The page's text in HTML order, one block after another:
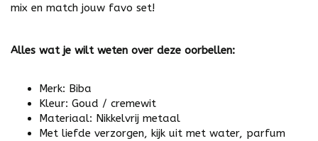
mix en match jouw favo set!
Alles wat je wilt weten over deze oorbellen:
Merk: Biba
Kleur: Goud / cremewit
Materiaal: Nikkelvrij metaal
Met liefde verzorgen, kijk uit met water, parfum